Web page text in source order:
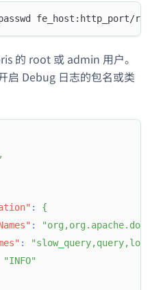
fe_host:http_port/
的 root 或 admin 用户。
启 Debug 日志的包名或类
,
:
{
:
:
"INFO"